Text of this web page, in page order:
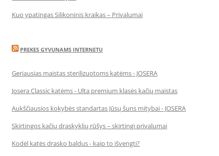
Kuo ypatingas Silikoninis kraikas – Privalumai
PREKES GYVUNAMS INTERNETU
Geriausias maistas sterilizuotoms katėms - JOSERA
Josera Classic katėms - Ulta premium klasės kačių maistas
Aukščiausios kokybės standartas Jūsų šuns mitybai - JOSERA
Skirtingos kačių draskyklių rūšys – skirtingi privalumai
Kodėl katės drasko baldus - kaip to išvengti?